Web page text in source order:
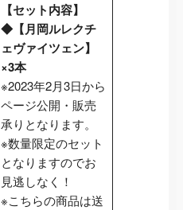
【セット内容】
◆【月岡ルレクチ
ェヴァイツェン】
×3本
※2023年2月3日から
ページ公開・販売
承りとなります。
※数量限定のセット
となりますのでお
見逃しなく！
※こちらの商品は送